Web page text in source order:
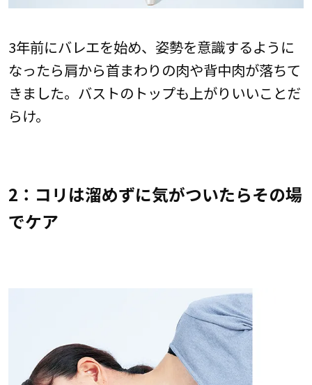
3年前にバレエを始め、姿勢を意識するように
なったら肩から首まわりの肉や背中肉が落ちて
きました。バストのトップも上がりいいことだ
らけ。
2：コリは溜めずに気がついたらその場
でケア